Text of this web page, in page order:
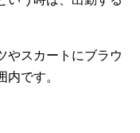
やスカートにブラウ
です。